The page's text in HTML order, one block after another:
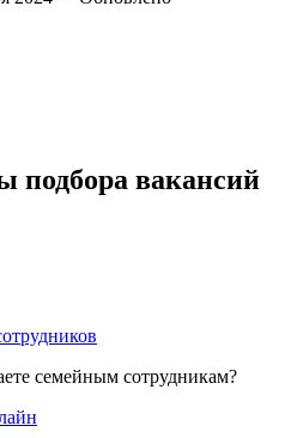
вакансий
семейным сотрудникам?